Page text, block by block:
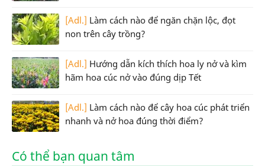
[Adl.] Làm cách nào để ngăn chặn lộc, đọt
non trên cây trồng?
[Adl.] Hướng dẫn kích thích hoa ly nở và kìm
hãm hoa cúc nở vào đúng dịp Tết
[Adl.] Làm cách nào để cây hoa cúc phát triển
nhanh và nở hoa đúng thời điểm?
Có thể bạn quan tâm